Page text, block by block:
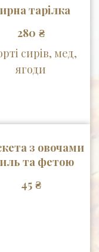
тарілка
280 ₴
сирів, мед,
ягоди
з овочами
та фетою
45 ₴